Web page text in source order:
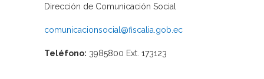
Dirección de Comunicación Social
comunicacionsocial@fiscalia.gob.ec
Teléfono: 3985800 Ext. 173123